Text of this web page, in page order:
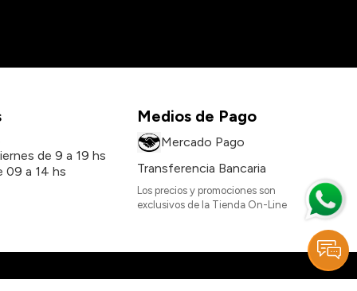
de 9 a 19 hs
09 a 14 hs
Medios de Pago
Mercado Pago
Transferencia Bancaria
Los precios y promociones son
exclusivos de la Tienda On-Line